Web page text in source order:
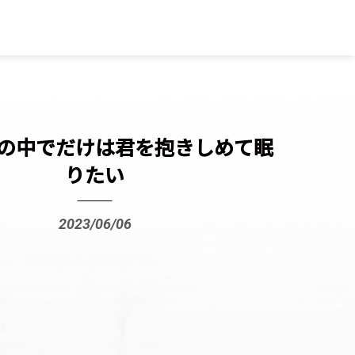
中でだけは君を抱きしめて眠
りたい
2023/06/06